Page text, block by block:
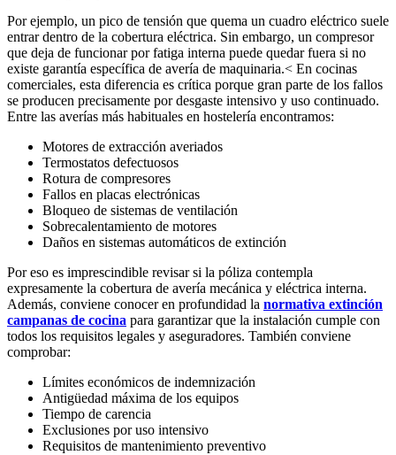
Por ejemplo, un pico de tensión que quema un cuadro eléctrico suele
entrar dentro de la cobertura eléctrica. Sin embargo, un compresor
que deja de funcionar por fatiga interna puede quedar fuera si no
existe garantía específica de avería de maquinaria.< En cocinas
comerciales, esta diferencia es crítica porque gran parte de los fallos
se producen precisamente por desgaste intensivo y uso continuado.
Entre las averías más habituales en hostelería encontramos:
Motores de extracción averiados
Termostatos defectuosos
Rotura de compresores
Fallos en placas electrónicas
Bloqueo de sistemas de ventilación
Sobrecalentamiento de motores
Daños en sistemas automáticos de extinción
Por eso es imprescindible revisar si la póliza contempla
expresamente la cobertura de avería mecánica y eléctrica interna.
Además, conviene conocer en profundidad la normativa extinción
campanas de cocina para garantizar que la instalación cumple con
todos los requisitos legales y aseguradores. También conviene
comprobar:
Límites económicos de indemnización
Antigüedad máxima de los equipos
Tiempo de carencia
Exclusiones por uso intensivo
Requisitos de mantenimiento preventivo